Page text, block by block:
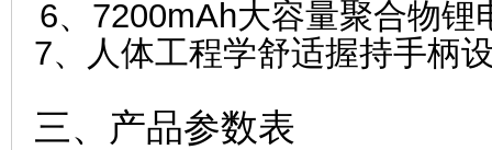
6、7200mAh大容量聚合物锂
7、人体工程学舒适握持手柄
三、产品参数表